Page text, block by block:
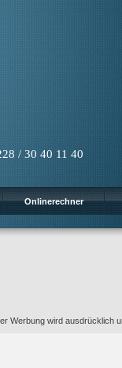
/ 30 40 11 40
Onlinerechner
Werbung wird ausdrücklich